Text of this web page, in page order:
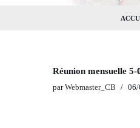
Réunion mensuelle 5-
parWebmaster_CB 06/